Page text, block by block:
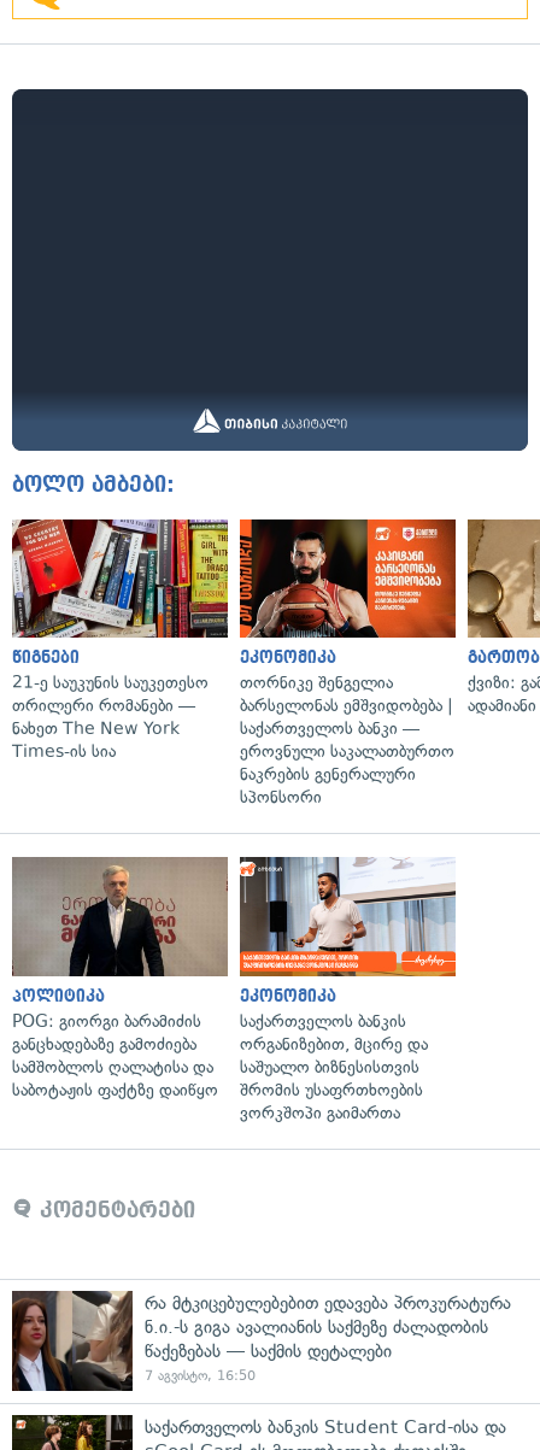
ბოლო ამბები:
წიგნები
21-ე საუკუნის საუკეთესო
თრილერი რომანები —
ნახეთ The New York
Times-ის სია
ეკონომიკა
თორნიკე შენგელია
ბარსელონას ემშვიდობება |
საქართველოს ბანკი —
ეროვნული საკალათბურთო
ნაკრების გენერალური
სპონსორი
ქვიზი:
პოლიტიკა
POG: გიორგი ბარამიძის
განცხადებაზე გამოძიება
სამშობლოს ღალატისა და
საბოტაჟის ფაქტზე დაიწყო
ეკონომიკა
საქართველოს ბანკის
ორგანიზებით, მცირე და
საშუალო ბიზნესისთვის
შრომის უსაფრთხოების
ვორკშოპი გაიმართა
კომენტარები
რა მტკიცებულებებით ედავება პროკურატურა
ნ.ი.-ს გიგა ავალიანის საქმეზე ძალადობის
წაქეზებას — საქმის დეტალები
7 აგვისტო, 16:50
საქართველოს ბანკის Student Card-ისა და